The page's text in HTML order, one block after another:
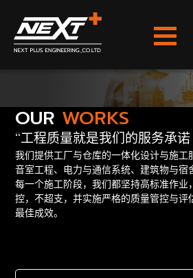
OUR WORKS
工程质量就是我们的服务承诺
我们提供工厂与仓库的一体化设计与施工
音室工程、电力与通信系统、建筑物与
每一个施工阶段，我们都坚持高标准作业
控，不超支，并实施严格的质量管控与评
最佳成效。